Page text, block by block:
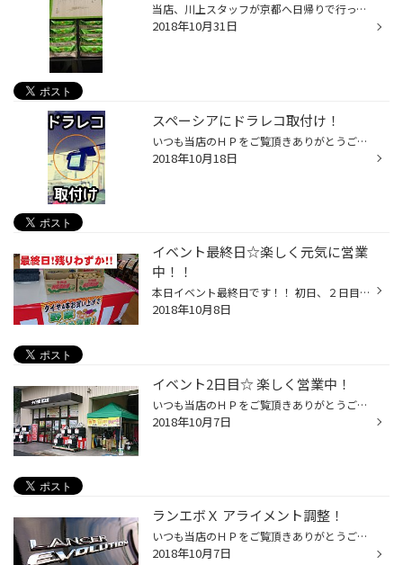
当店、川上スタッフが京都へ日帰りで行ってきました。 お土産まで買ってきてくれて、みんなでおいしくいただきました。
2018年10月31日
スペーシアにドラレコ取付け！
いつも当店のＨＰをご覧頂きありがとうございます！ タイヤ館松江南のかわかみです！ 今回はスズキ:スペーシアに話題のドライブレコーダーを取り付けました！ 今回取り付けたのは、ケンウッドのDRV-320です！ コンパクトながら高機能で大人気なんです。 コンパクトだから、前から見ても目立ちません...
2018年10月18日
イベント最終日☆楽しく元気に営業
中！！
本日イベント最終日です！！ 初日、２日目に続き たくさんのご来店本当にありがとうございます！！ 詰め放題野菜も最終日残りわずか！ ぜひご来店下さいませ！！！
2018年10月8日
イベント2日目☆ 楽しく営業中！
いつも当店のＨＰをご覧頂きありがとうございます！ タイヤ館松江南のかわかみです。 本日、イベント2日目です！ タイヤ祭楽しんでまーす！ タイヤ4本購入の方と エンジンオイル交換やワイパーの交換などの お車のメンテナンス作業の方に ご褒美に『 詰め放題チャレンジ 』が 待っています！ これが...
2018年10月7日
ランエボＸ アライメント調整！
いつも当店のＨＰをご覧頂きありがとうございます！ タイヤ館松江南のかわかみです！ 今回は三菱:ランサーエボリューションＸ（テン）の アライメント調整をご紹介！ この車は調整可能箇所が8箇所もあるので、 アライメント調整には時間を要します。 しかし、その分アライメント調整を実施した際の ...
2018年10月7日